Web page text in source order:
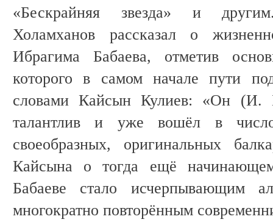
«Бескрайняя звезда» и
Холамханов рассказал о
Ибрагима Бабаева, отметив
которого в самом начале пути
словами Кайсын Кулиев: «Он (И.
талантлив и уже вошёл в
своеобразных, оригинальных
Кайсына о тогда ещё
Бабаеве стало исчерпывающим
многократно повторённым